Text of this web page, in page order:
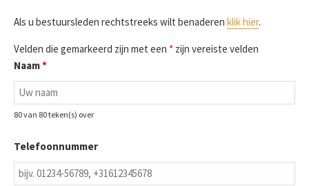
Als u bestuursleden rechtstreeks wilt benaderen klik hier.
Velden die gemarkeerd zijn met een * zijn vereiste velden
Naam*
80 van 80 teken(s) over
Telefoonnummer